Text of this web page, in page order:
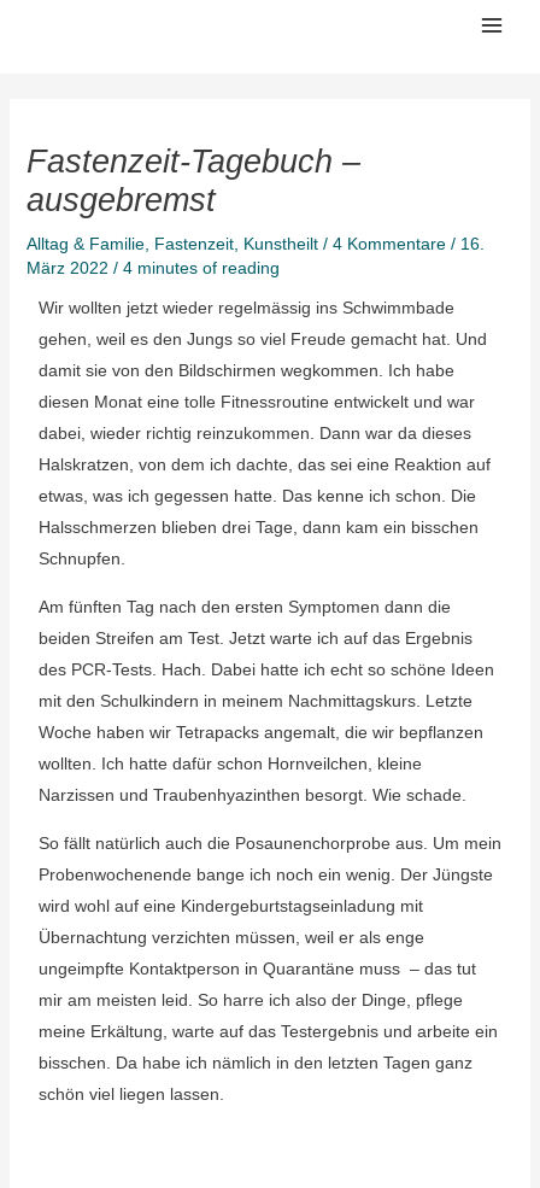
Fastenzeit-Tagebuch –
ausgebremst
Alltag & Familie, Fastenzeit, Kunstheilt/ 4 Kommentare / 16.
März 2022 / 4 minutes of reading
Wir wollten jetzt wieder regelmässig ins Schwimmbade
gehen, weil es den Jungs so viel Freude gemacht hat. Und
damit sie von den Bildschirmen wegkommen. Ich habe
diesen Monat eine tolle Fitnessroutine entwickelt und war
dabei, wieder richtig reinzukommen. Dann war da dieses
Halskratzen, von dem ich dachte, das sei eine Reaktion auf
etwas, was ich gegessen hatte. Das kenne ich schon. Die
Halsschmerzen blieben drei Tage, dann kam ein bisschen
Schnupfen.
Am fünften Tag nach den ersten Symptomen dann die
beiden Streifen am Test. Jetzt warte ich auf das Ergebnis
des PCR-Tests. Hach. Dabei hatte ich echt so schöne Ideen
mit den Schulkindern in meinem Nachmittagskurs. Letzte
Woche haben wir Tetrapacks angemalt, die wir bepflanzen
wollten. Ich hatte dafür schon Hornveilchen, kleine
Narzissen und Traubenhyazinthen besorgt. Wie schade.
So fällt natürlich auch die Posaunenchorprobe aus. Um mein
Probenwochenende bange ich noch ein wenig. Der Jüngste
wird wohl auf eine Kindergeburtstagseinladung mit
Übernachtung verzichten müssen, weil er als enge
ungeimpfte Kontaktperson in Quarantäne muss – das tut
mir am meisten leid. So harre ich also der Dinge, pflege
meine Erkältung, warte auf das Testergebnis und arbeite ein
bisschen. Da habe ich nämlich in den letzten Tagen ganz
schön viel liegen lassen.